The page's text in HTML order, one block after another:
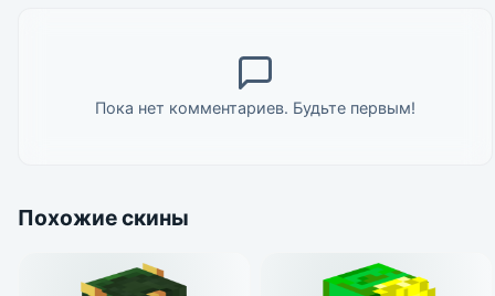
Пока нет комментариев. Будьте первым!
Похожие скины